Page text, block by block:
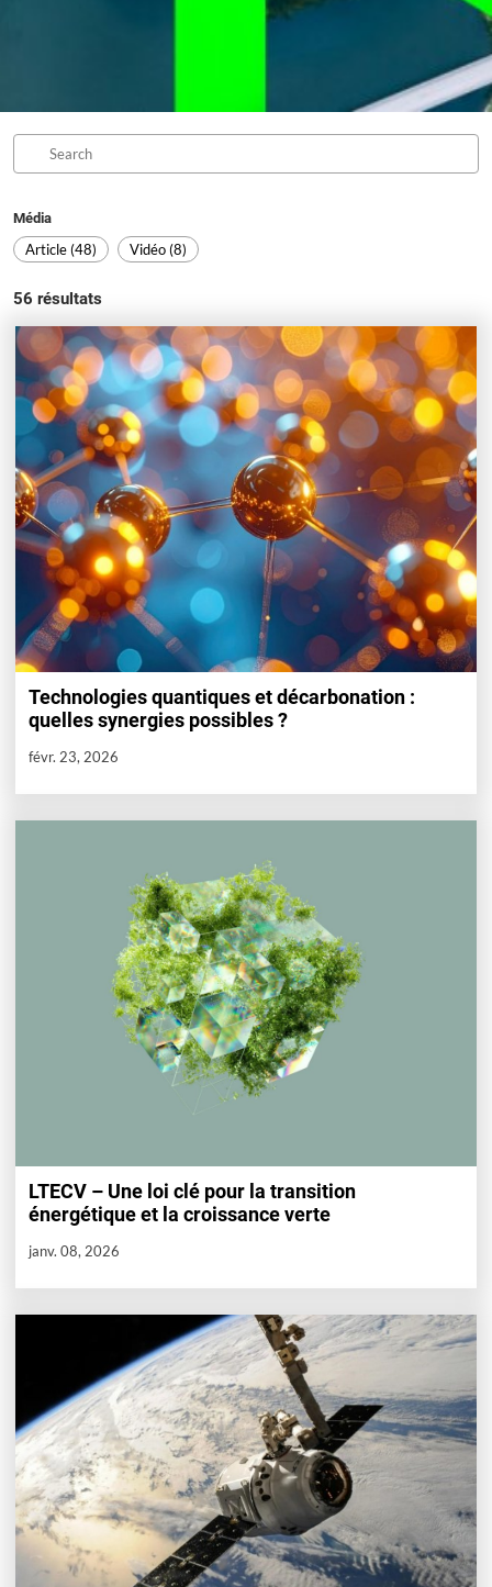
Média
Article (48) Vidéo (8)
56 résultats
Technologies quantiques et décarbonation :
quelles synergies possibles ?
févr. 23, 2026
LTECV – Une loi clé pour la transition
énergétique et la croissance verte
janv. 08, 2026